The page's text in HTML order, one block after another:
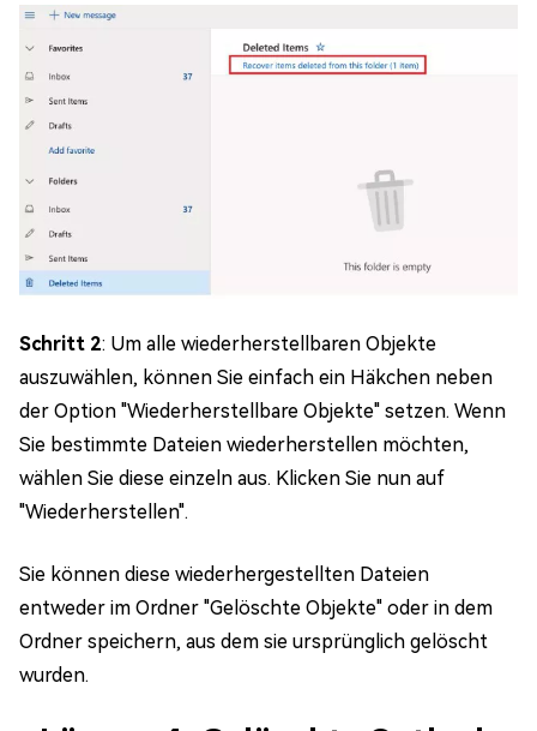
Schritt 2: Um alle wiederherstellbaren Objekte
auszuwählen, können Sie einfach ein Häkchen neben
der Option "Wiederherstellbare Objekte" setzen. Wenn
Sie bestimmte Dateien wiederherstellen möchten,
wählen Sie diese einzeln aus. Klicken Sie nun auf
"Wiederherstellen".
Sie können diese wiederhergestellten Dateien
entweder im Ordner "Gelöschte Objekte" oder in dem
Ordner speichern, aus dem sie ursprünglich gelöscht
wurden.